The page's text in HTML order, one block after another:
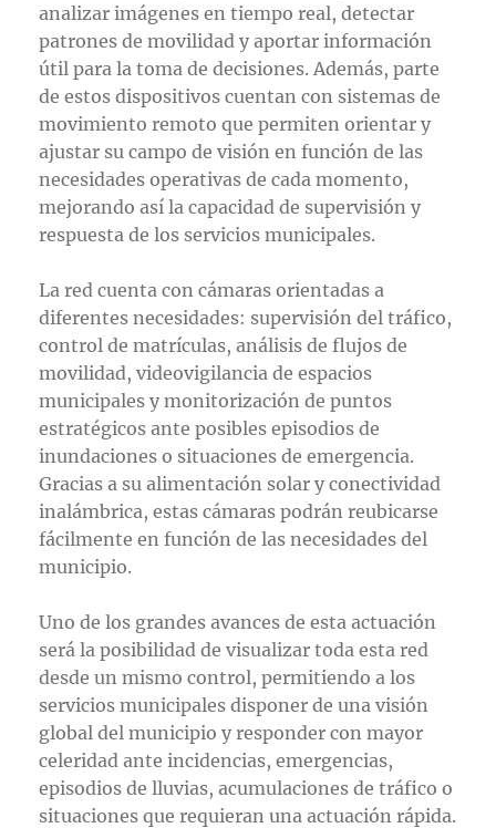
analizar imágenes en tiempo real, detectar
patrones de movilidad y aportar información
útil para la toma de decisiones. Además, parte
de estos dispositivos cuentan con sistemas de
movimiento remoto que permiten orientar y
ajustar su campo de visión en función de las
necesidades operativas de cada momento,
mejorando así la capacidad de supervisión y
respuesta de los servicios municipales.
La red cuenta con cámaras orientadas a
diferentes necesidades: supervisión del tráfico,
control de matrículas, análisis de flujos de
movilidad, videovigilancia de espacios
municipales y monitorización de puntos
estratégicos ante posibles episodios de
inundaciones o situaciones de emergencia.
Gracias a su alimentación solar y conectividad
inalámbrica, estas cámaras podrán reubicarse
fácilmente en función de las necesidades del
municipio.
Uno de los grandes avances de esta actuación
será la posibilidad de visualizar toda esta red
desde un mismo control, permitiendo a los
servicios municipales disponer de una visión
global del municipio y responder con mayor
celeridad ante incidencias, emergencias,
episodios de lluvias, acumulaciones de tráfico o
situaciones que requieran una actuación rápida.